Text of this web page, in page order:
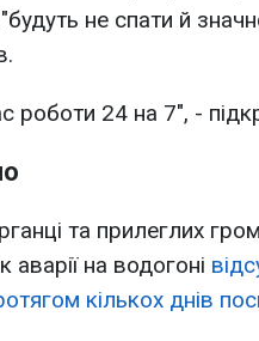
не спати й
роботи 24 на 7", -
та прилеглих
аварії на водогоні
кількох днів